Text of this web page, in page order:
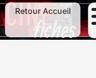
Retour Accueil